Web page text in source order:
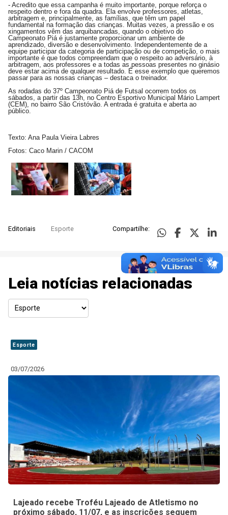
- Acredito que essa campanha é muito importante, porque reforça o
respeito dentro e fora da quadra. Ela envolve professores, atletas,
arbitragem e, principalmente, as famílias, que têm um papel
fundamental na formação das crianças. Muitas vezes, a pressão e os
xingamentos vêm das arquibancadas, quando o objetivo do
Campeonato Piá é justamente proporcionar um ambiente de
aprendizado, diversão e desenvolvimento. Independentemente de a
equipe participar da categoria de participação ou de competição, o mais
importante é que todos compreendam que o respeito ao adversário, à
arbitragem, aos professores e a todas as pessoas presentes no ginásio
deve estar acima de qualquer resultado. É esse exemplo que queremos
passar para as nossas crianças – destaca o treinador.
As rodadas do 37º Campeonato Piá de Futsal ocorrem todos os
sábados, a partir das 13h, no Centro Esportivo Municipal Mário Lampert
(CEM), no bairro São Cristóvão. A entrada é gratuita e aberta ao
público.
Texto: Ana Paula Vieira Labres
Fotos: Caco Marin / CACOM
Editoriais Esporte Compartilhe:
Leia notícias relacionadas
Esporte
03/07/2026
Lajeado recebe Troféu Lajeado de Atletismo no
próximo sábado, 11/07, e as inscrições seguem